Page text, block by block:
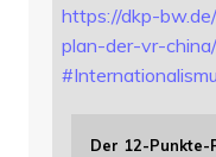
https://dkp-
plan-der-vr-china/
#
Der 12-Punkte-